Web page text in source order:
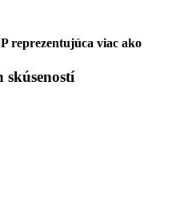
reprezentujúca viac ako
skúseností